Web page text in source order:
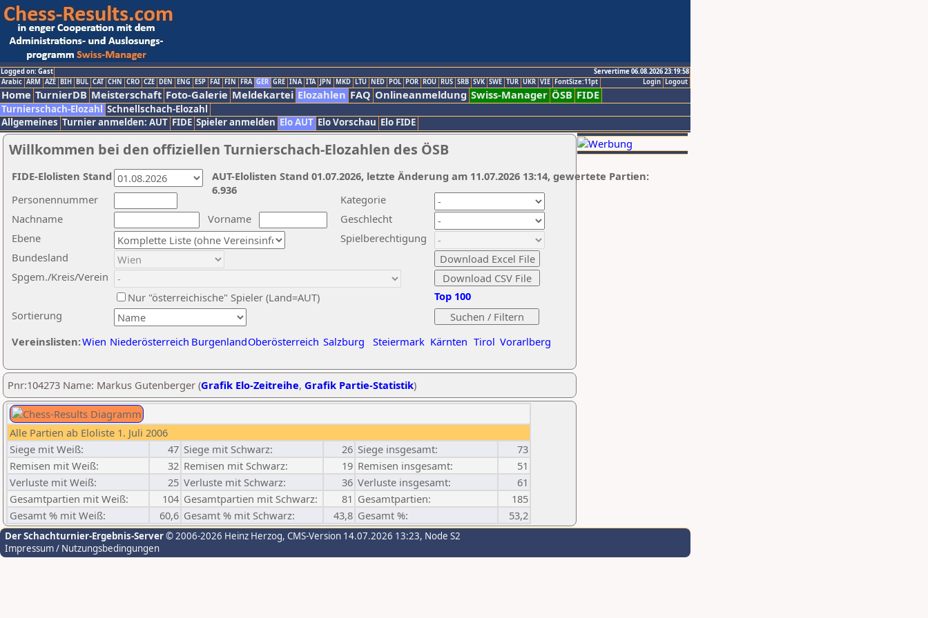
Logged on: Gast
Servertime 06.08.2026 23:19:58
Logout
Login
Arabic ARM AZE BIH BUL CAT CHN CRO CZE DEN ENG ESP FAI FIN FRA GER GRE INA ITA JPN MKD LTU NED POL POR ROU RUS SRB SVK SWE TUR UKR VIE FontSize:11pt
Home TurnierDB Meisterschaft Foto-Galerie Meldekartei Elozahlen FAQ Onlineanmeldung Swiss-Manager ÖSB FIDE
Turnierschach-Elozahl Schnellschach-Elozahl
Allgemeines Turnier anmelden: AUT FIDE Spieler anmelden Elo AUT Elo Vorschau Elo FIDE
Willkommen bei den offiziellen Turnierschach-Elozahlen des ÖSB
Nachname
Vorname
Ebene
Kategorie
Sortierung
Personennummer
Bundesland
Spgem./Kreis/Verein
Geschlecht
Nur "österreichische" Spieler (Land=AUT)
Spielberechtigung
Vereinslisten:Wien Niederösterreich BurgenlandOberösterreich Salzburg Steiermark Kärnten Tirol Vorarlberg
Top 100
AUT-Elolisten Stand 01.07.2026, letzte Änderung am 11.07.2026 13:14, gewertete Partien:
6.936
FIDE-Elolisten Stand
Pnr:104273 Name: Markus Gutenberger (Grafik Elo-Zeitreihe, Grafik Partie-Statistik)
Alle Partien ab Eloliste 1. Juli 2006
Siege mit Weiß:
47 Siege mit Schwarz: 26 Siege insgesamt:
73
Remisen mit Weiß:
32 Remisen mit Schwarz: 19 Remisen insgesamt:
51
Verluste mit Weiß:
25 Verluste mit Schwarz: 36 Verluste insgesamt:
61
Gesamtpartien mit Weiß:
104 Gesamtpartien mit Schwarz: 81 Gesamtpartien:
185
Gesamt % mit Weiß:
60,6 Gesamt % mit Schwarz: 43,8 Gesamt %: 53,2
Der Schachturnier-Ergebnis-Server© 2006-2026 Heinz Herzog, CMS-Version 14.07.2026 13:23, Node S2
Impressum / Nutzungsbedingungen